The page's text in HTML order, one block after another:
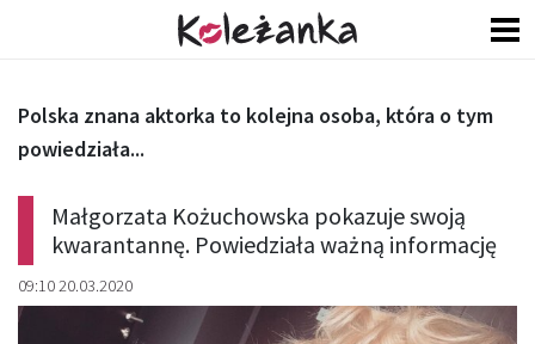
Małgorzata Kożuchowska pokazuje swoją
kwarantannę. Powiedziała ważną informację
09:10 20.03.2020
Polska znana aktorka to kolejna osoba, która o tym
powiedziała...